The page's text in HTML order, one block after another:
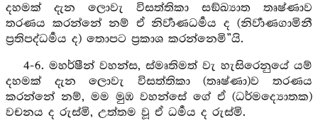
දහමක් දැන ලොවැ විසත්තිකා සඞ්ඛ්‍යාත තෘෂ්ණාව
තරණය කරන්නේ නම් ඒ නිර්‍වාණධර්‍මය ද (නිර්‍වාණගාමිනී
ප්‍රතිපද්ධර්‍මය ද) තොපට ප්‍රකාශ කරන්නෙමි”යි.
4-6. මහර්ෂීන් වහන්ස, ස්මෘතිමත් වැ හැසිරෙනුයේ යම්
දහමක් දැන ලොවැ විසත්තිකා (තෘෂ්ණා)ව තරණය
කරන්නේ නම්, මම මුඹ වහන්සේ ගේ ඒ (ධර්මද්‍යොතක)
වචනය ද රුස්මි, උත්තම වූ ඒ ධර්‍මය ද රුස්මි.